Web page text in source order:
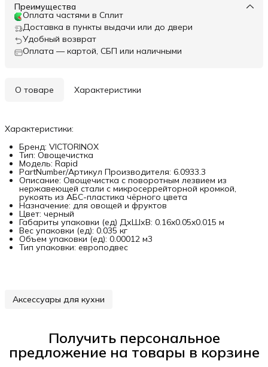
Преимущества
Оплата частями в Сплит
Доставка в пункты выдачи или до двери
Удобный возврат
Оплата — картой, СБП или наличными
О товаре Характеристики
Характеристики:
Бренд: VICTORINOX
Тип: Овощечистка
Модель: Rapid
PartNumber/Артикул Производителя: 6.0933.3
Описание: Овощечистка с поворотным лезвием из
нержавеющей стали с микросеррейторной кромкой,
рукоять из АБС-пластика чёрного цвета
Назначение: для овощей и фруктов
Цвет: черный
Габариты упаковки (ед) ДхШхВ: 0.16x0.05x0.015 м
Вес упаковки (ед): 0.035 кг
Объем упаковки (ед): 0.00012 м3
Тип упаковки: европодвес
Аксессуары для кухни
Получить персональное
предложение на товары в корзине